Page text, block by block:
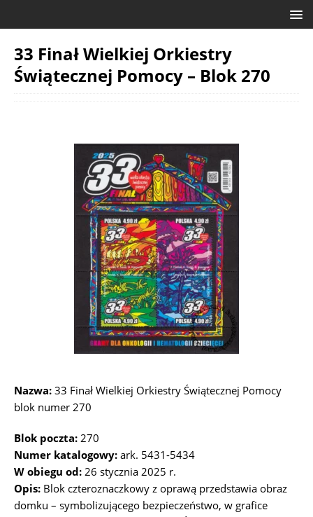
33 Finał Wielkiej Orkiestry
Świątecznej Pomocy – Blok 270
Nazwa: 33 Finał Wielkiej Orkiestry Świątecznej Pomocy
blok numer 270
Blok poczta: 270
Numer katalogowy: ark. 5431-5434
W obiegu od: 26 stycznia 2025 r.
Opis: Blok czteroznaczkowy z oprawą przedstawia obraz
domku – symbolizującego bezpieczeństwo, w grafice